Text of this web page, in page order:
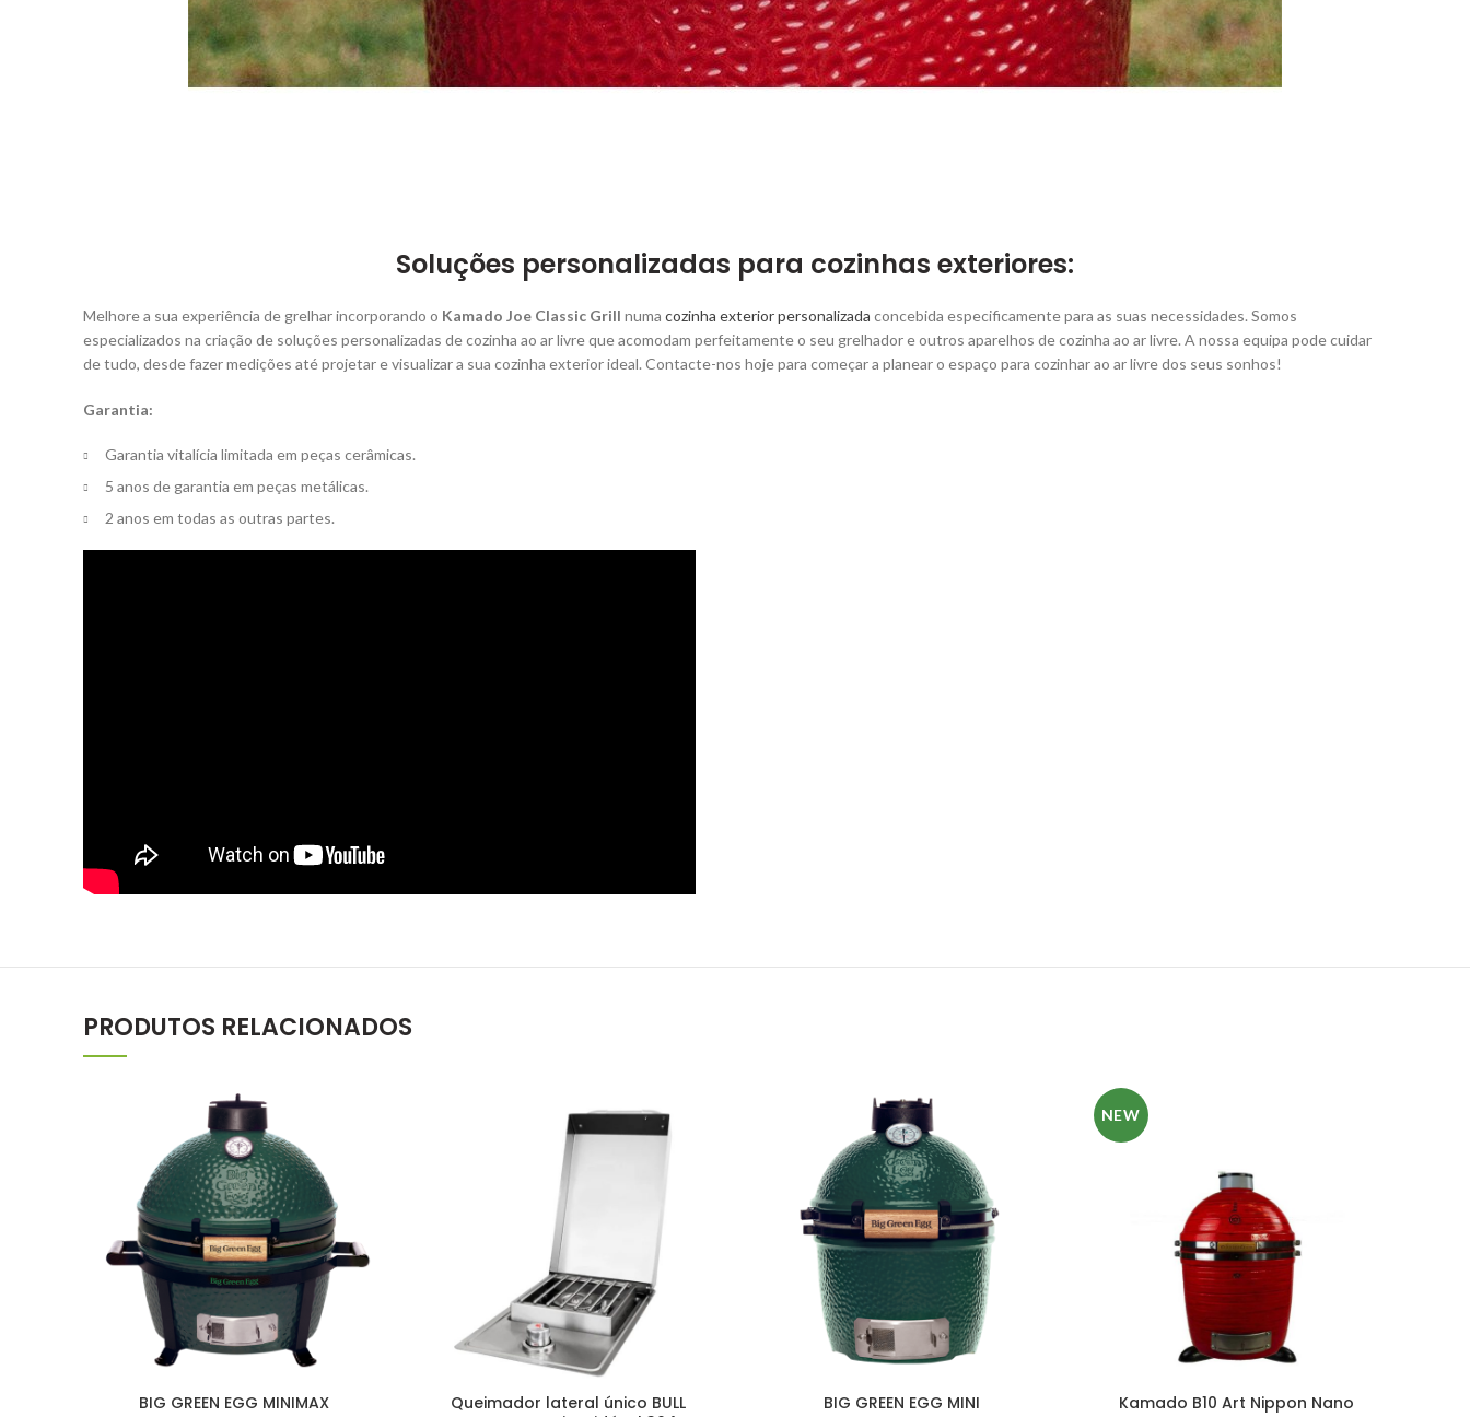
Soluções personalizadas para cozinhas exteriores:
Melhore a sua experiência de grelhar incorporando o Kamado Joe Classic Grill numa cozinha exterior personalizada concebida especificamente para as suas necessidades. Somos
especializados na criação de soluções personalizadas de cozinha ao ar livre que acomodam perfeitamente o seu grelhador e outros aparelhos de cozinha ao ar livre. A nossa equipa pode cuidar
de tudo, desde fazer medições até projetar e visualizar a sua cozinha exterior ideal. Contacte-nos hoje para começar a planear o espaço para cozinhar ao ar livre dos seus sonhos!
Garantia:
Garantia vitalícia limitada em peças cerâmicas.
5 anos de garantia em peças metálicas.
2 anos em todas as outras partes.
PRODUTOS RELACIONADOS
BIG GREEN EGG MINIMAX
Queimador lateral único BULL
BIG GREEN EGG MINI
NEW
Kamado B10 Art Nippon Nano